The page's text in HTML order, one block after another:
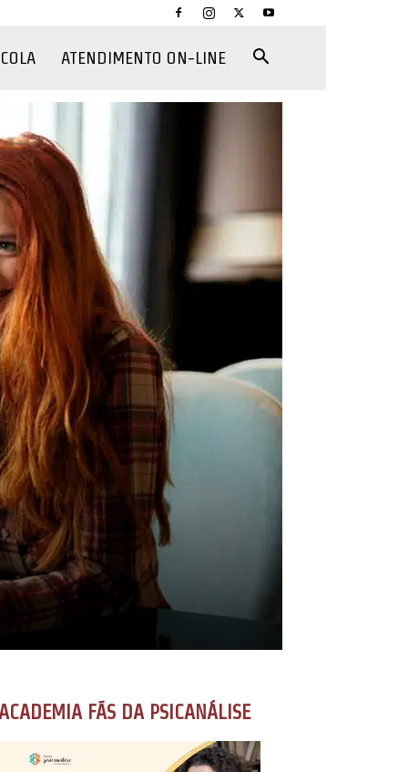
ATENDIMENTO ON-LINE
ACADEMIA FÃS DA PSICANÁLISE